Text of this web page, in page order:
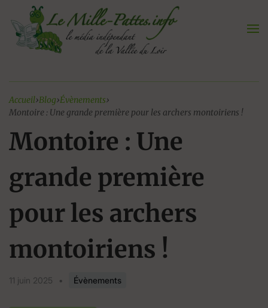
contenu
Accueil›Blog›Évènements›
Montoire : Une grande première pour les archers montoiriens !
Montoire : Une
grande première
pour les archers
montoiriens !
11 juin 2025 • Évènements